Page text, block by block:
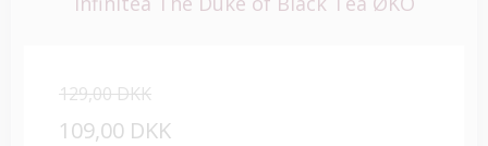
129,00 DKK
109,00 DKK